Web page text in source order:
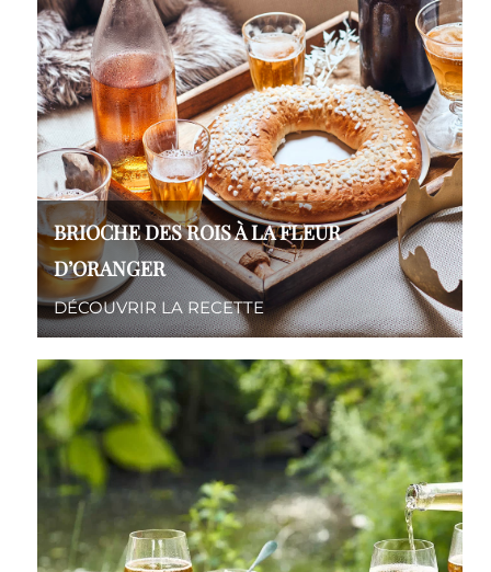
BRIOCHE DES ROIS À LA FLEUR
D’ORANGER
DÉCOUVRIR LA RECETTE